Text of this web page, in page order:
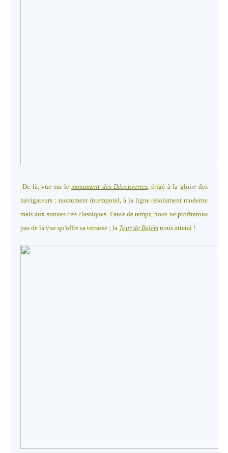
De là, vue sur lemonument des Découvertes, érigé à la gloire des
navigateurs ; monument intemporel, à la ligne résolument moderne
mais aux statues très classiques. Faute de temps, nous ne profiterons
pas de la vue qu'offre sa terrasse ; la Tour de Belém nous attend !